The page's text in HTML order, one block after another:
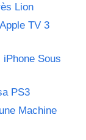
Lion
TV 3
Sous
PS3
Machine